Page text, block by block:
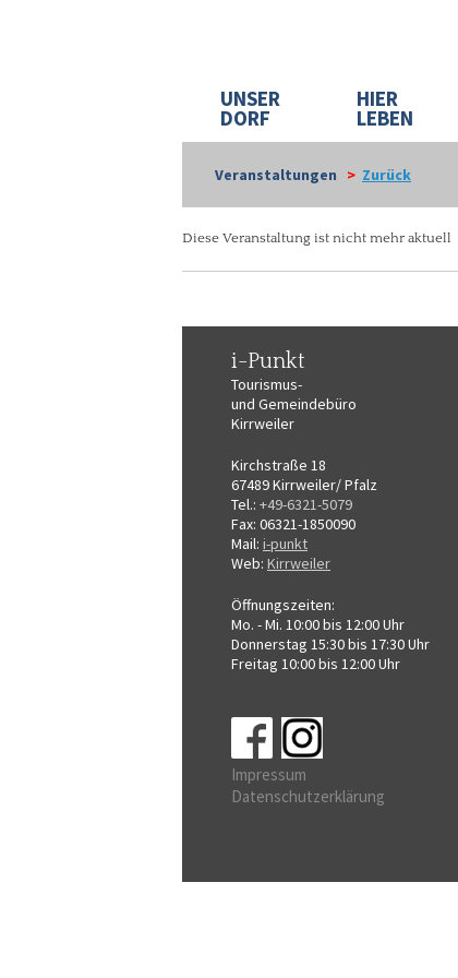
UNSER
DORF
HIER
LEBEN
Veranstaltungen > Zurück
Diese Veranstaltung ist nicht mehr aktuell
i-Punkt
Tourismus-
und Gemeindebüro
Kirrweiler
Kirchstraße 18
67489 Kirrweiler/ Pfalz
Tel.: +49-6321-5079
Fax: 06321-1850090
Mail: i-punkt
Web: Kirrweiler
Öffnungszeiten:
Mo. - Mi. 10:00 bis 12:00 Uhr
Donnerstag 15:30 bis 17:30 Uhr
Freitag 10:00 bis 12:00 Uhr
Impressum
Datenschutzerklärung